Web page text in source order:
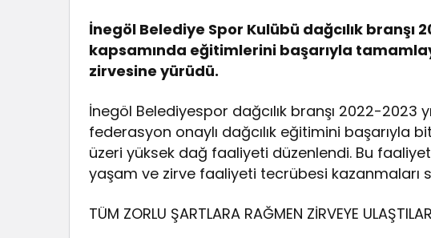
İnegöl Belediye Spor Kulübü dağcılık branşı
kapsamında eğitimlerini başarıyla
zirvesine yürüdü.
İnegöl Belediyespor dağcılık branşı 2022-2023
federasyon onaylı dağcılık eğitimini başarıyla
üzeri yüksek dağ faaliyeti düzenlendi. Bu
yaşam ve zirve faaliyeti tecrübesi kazanmaları
TÜM ZORLU ŞARTLARA RAĞMEN ZİRVEYE ULAŞTILAR